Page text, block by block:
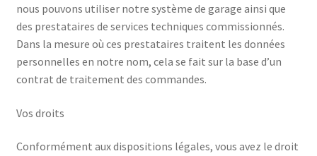
nous pouvons utiliser notre système de garage ainsi que
des prestataires de services techniques commissionnés.
Dans la mesure où ces prestataires traitent les données
personnelles en notre nom, cela se fait sur la base d’un
contrat de traitement des commandes.
Vos droits
Conformément aux dispositions légales, vous avez le droit